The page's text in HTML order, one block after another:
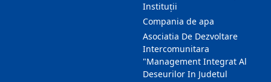
Instituții
Compania de apa
Asociatia De Dezvoltare
Intercomunitara
"Management Integrat Al
Deseurilor In Judetul